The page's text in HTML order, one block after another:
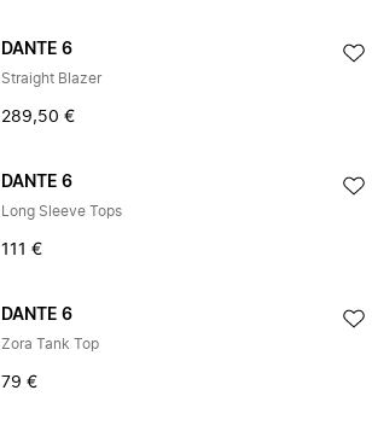
DANTE 6
Straight Blazer
289,50 €
DANTE 6
Long Sleeve Tops
111 €
DANTE 6
Zora Tank Top
79 €